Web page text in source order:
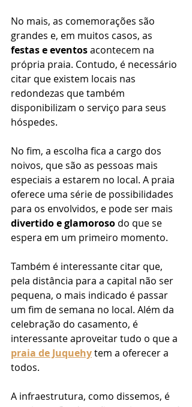
No mais, as comemorações são
grandes e, em muitos casos, as
festas e eventos acontecem na
própria praia. Contudo, é necessário
citar que existem locais nas
redondezas que também
disponibilizam o serviço para seus
hóspedes.
No fim, a escolha fica a cargo dos
noivos, que são as pessoas mais
especiais a estarem no local. A praia
oferece uma série de possibilidades
para os envolvidos, e pode ser mais
divertido e glamoroso do que se
espera em um primeiro momento.
Também é interessante citar que,
pela distância para a capital não ser
pequena, o mais indicado é passar
um fim de semana no local. Além da
celebração do casamento, é
interessante aproveitar tudo o que a
praia de Juquehy tem a oferecer a
todos.
A infraestrutura, como dissemos, é